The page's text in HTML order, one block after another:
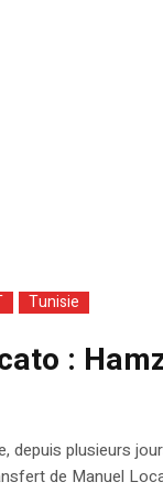
Tunisie
:
depuis plusieurs
de Manuel